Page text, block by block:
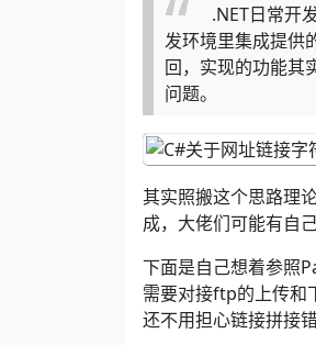
.NET日常开
发环境里集成提供
回，实现的功能其
问题。
其实照搬这个思路理
成，大佬们可能有自
下面是自己想着参照
需要对接ftp的上传和
还不用担心链接拼接